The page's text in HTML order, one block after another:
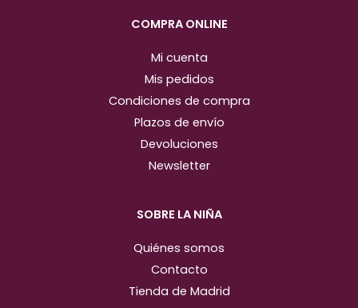
m
COMPRA ONLINE
Mi cuenta
Mis pedidos
Condiciones de compra
Plazos de envío
Devoluciones
Newsletter
SOBRE LA NIÑA
Quiénes somos
Contacto
Tienda de Madrid